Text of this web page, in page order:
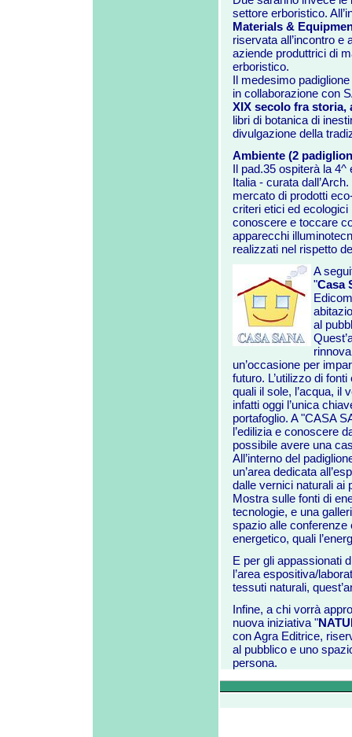
settore erboristico.
Materials &
riservata all’incontro
aziende produttrici di
erboristico.
Il medesimo
in collaborazione con
XIX secolo fra storia,
libri di botanica di
divulgazione della
Ambiente (2
Il pad.35 ospiterà la 4^
Italia - curata
mercato di prodotti
criteri etici ed
conoscere e toccare
apparecchi
realizzati nel rispetto
A se
"Casa
al
un’occasione per
futuro. L’utilizzo di
quali il sole, l’acqua, il
infatti oggi l’unica
portafoglio. A "CASA
l’edilizia e conoscere
possibile avere una
All’interno del
un’area dedicata
dalle vernici naturali ai
Mostra sulle fonti di
tecnologie, e una
spazio alle conferenze
energetico, quali
E per gli appassionati
l’area espositiva/
tessuti naturali,
Infine, a chi vorrà
nuova iniziativa "
con Agra Editrice,
al pubblico e uno
persona.